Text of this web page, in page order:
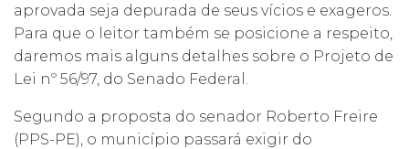
aprovada seja depurada de seus vícios e exageros.
Para que o leitor também se posicione a respeito,
daremos mais alguns detalhes sobre o Projeto de
Lei nº 56/97, do Senado Federal.
Segundo a proposta do senador Roberto Freire
(PPS-PE), o município passará exigir do